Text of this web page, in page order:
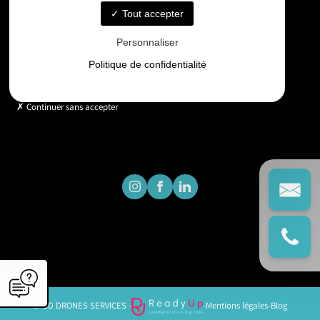
Horaires
Lundi - Vendredi : 9h - 18h
© GD DRONES SERVICES - -Mentions légales-Blog
Tout accepter
Personnaliser
Politique de confidentialité
Continuer sans accepter